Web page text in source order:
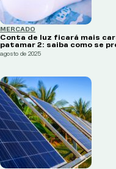
MERCADO
Conta de luz ficará mais
patamar 2: saiba como se
agosto de 2025